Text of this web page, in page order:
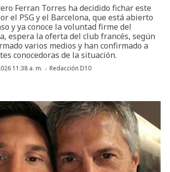
Ferran Torres ha decidido fichar este
el PSG y el Barcelona, que está abierto
y ya conoce la voluntad firme del
espera la oferta del club francés, según
varios medios y han confirmado a
conocedoras de la situación.
11:38 a. m. ·Redacción D10